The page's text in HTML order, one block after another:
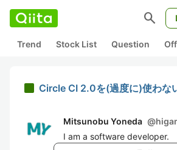
search
Trend Stock List Question
Circle CI 2.0を(過度に)使わな
Mitsunobu Yoneda @
I am a software developer.